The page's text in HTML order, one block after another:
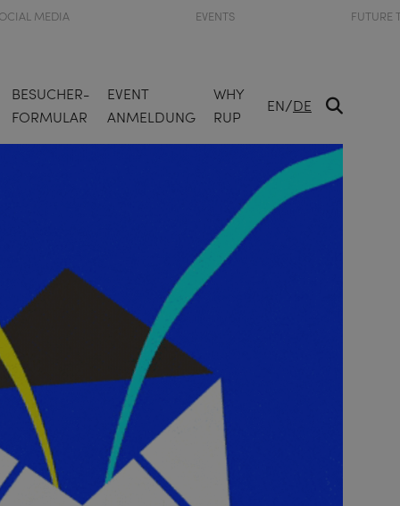
MEDIA EVENTS FUTURE
BESUCHER-
FORMULAR
EVENT
ANMELDUNG
WHY
RUP
EN/DE